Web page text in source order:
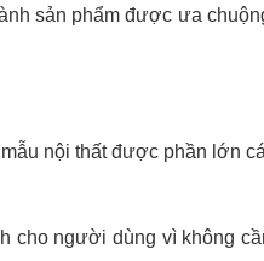
sản phẩm được ưa
nội thất được phần lớn
cho người dùng vì không